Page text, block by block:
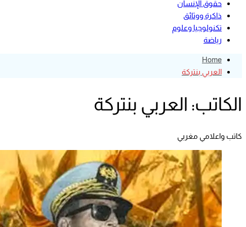
حقوق الإنسان
ذاكرة ووثائق
تكنولوجيا وعلوم
رياضة
Home
العربي بنتركة
الكاتب: العربي بنتركة
كاتب واعلامي مغربي